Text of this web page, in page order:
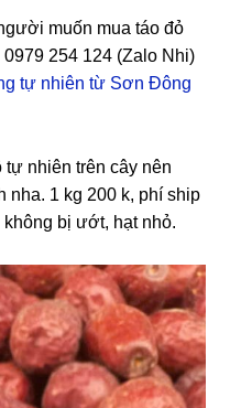
muốn mua táo đỏ
254 124 (Zalo Nhi)
tự nhiên từ Sơn Đông
nhiên trên cây nên
nha. 1 kg 200 k, phí ship
không bị ướt, hạt nhỏ.